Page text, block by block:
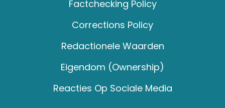
Factchecking Policy
Corrections Policy
Redactionele Waarden
Eigendom (Ownership)
Reacties Op Sociale Media